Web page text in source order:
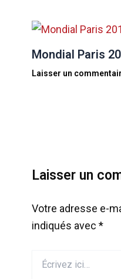
Mondial Paris
Laisser un
Laisser un
Votre adresse e-
indiqués avec *
ici…